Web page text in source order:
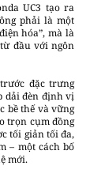
UC3 tạo ra
phải là một
hóa”, mà là
đầu với ngôn
đặc trưng
dải đèn định vị
bề thế và vững
trọn cụm đồng
tối giản tối đa,
– một cách bố
mới.